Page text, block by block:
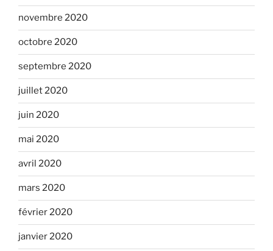
novembre 2020
octobre 2020
septembre 2020
juillet 2020
juin 2020
mai 2020
avril 2020
mars 2020
février 2020
janvier 2020